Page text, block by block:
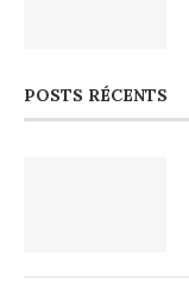
POSTS RÉCENTS